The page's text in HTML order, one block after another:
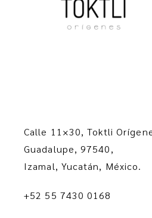
Calle 11×30, Toktli
Guadalupe, 97540,
Izamal, Yucatán, México.
+52 55 7430 0168